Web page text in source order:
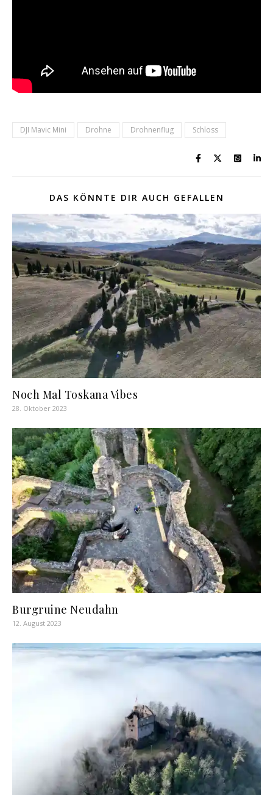
DJI Mavic Mini Drohne Drohnenflug Schloss
DAS KÖNNTE DIR AUCH GEFALLEN
Noch Mal Toskana Vibes
28. Oktober 2023
Burgruine Neudahn
12. August 2023